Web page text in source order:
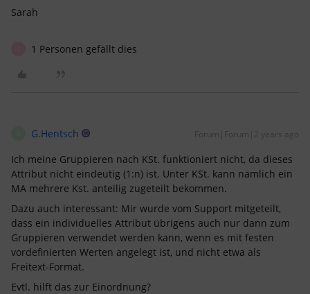
Sarah
1 Personen gefällt dies
G.Hentsch Forum|Forum|2 years ago
Ich meine Gruppieren nach KSt. funktioniert nicht, da dieses
Attribut nicht eindeutig (1:n) ist. Unter KSt. kann nämlich ein
MA mehrere Kst. anteilig zugeteilt bekommen.
Dazu auch interessant: Mir wurde vom Support mitgeteilt,
dass ein individuelles Attribut übrigens auch nur dann zum
Gruppieren verwendet werden kann, wenn es mit festen
vordefinierten Werten angelegt ist, und nicht etwa als
Freitext-Format.
Evtl. hilft das zur Einordnung?